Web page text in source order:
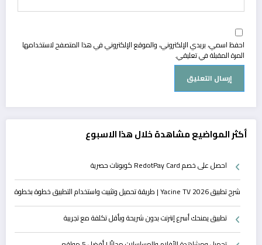
احفظ اسمي، بريدي الإلكتروني، والموقع الإلكتروني في هذا المتصفح لاستخدامها
المرة المقبلة في تعليقي.
أكثر المواضيع مشاهدة خلال هذا الاسبوع
احصل على خصم RedotPay Card كوبونات حصرية
شرح تطبيق Yacine TV 2026 | طريقة تحميل وتثبيت واستخدام التطبيق خطوة بخطوة
تطبيق يمنحك أسرع إنترنت بدون شريحة وبأقل تكلفة مع تجريبة